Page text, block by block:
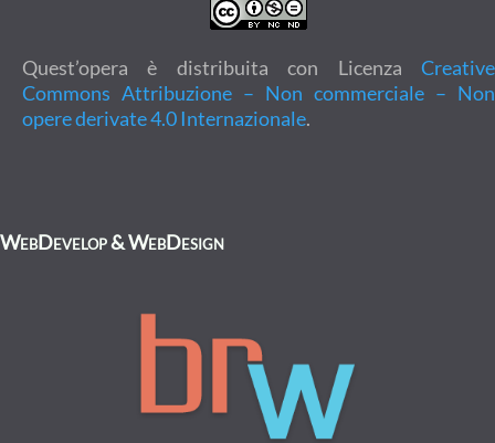
Quest’opera è distribuita con Licenza Creative
Commons Attribuzione – Non commerciale – Non
opere derivate 4.0 Internazionale.
WebDevelop & WebDesign